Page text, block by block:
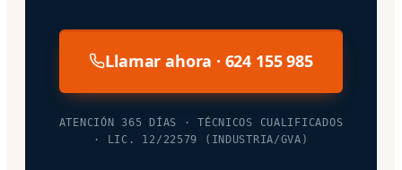
Llamar ahora · 624 155 985
ATENCIÓN 365 DÍAS · TÉCNICOS CUALIFICADOS
· LIC. 12/22579 (INDUSTRIA/GVA)